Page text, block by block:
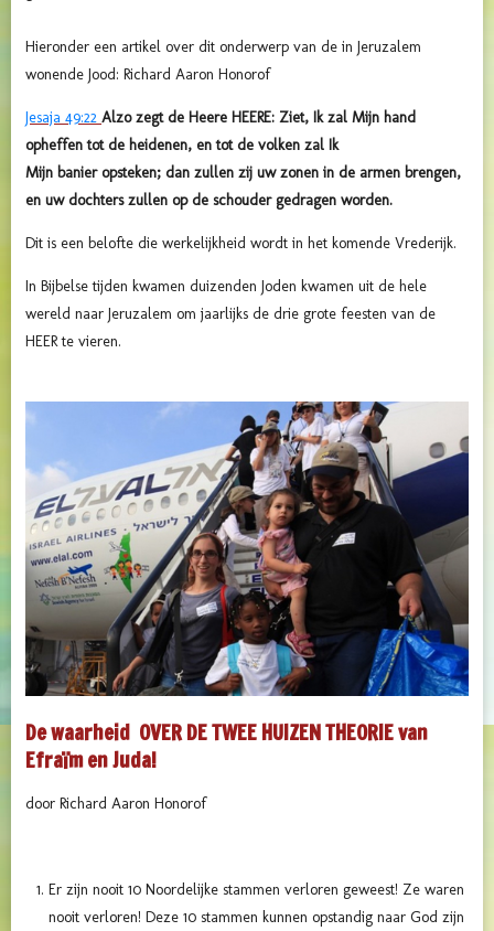
Hieronder een artikel over dit onderwerp van de in Jeruzalem
wonende Jood: Richard Aaron Honorof
Jesaja 49:22 Alzo zegt de Heere HEERE: Ziet, Ik zal Mijn hand
opheffen tot de heidenen, en tot de volken zal Ik
Mijn banieropsteken; dan zullen zij uw zonen in de armen brengen,
en uw dochters zullen op de schouder gedragen worden.
Dit is een belofte die werkelijkheid wordt in het komende Vrederijk.
In Bijbelse tijden kwamen duizenden Joden kwamen uit de hele
wereld naar Jeruzalem om jaarlijks de drie grote feesten van de
HEER te vieren.
De waarheid OVER DE TWEE HUIZEN THEORIE van
Efraïm en Juda!
door Richard Aaron Honorof
Er zijn nooit 10 Noordelijke stammen verloren geweest! Ze waren
nooit verloren! Deze 10 stammen kunnen opstandig naar God zijn